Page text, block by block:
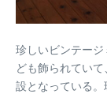
珍しいビンテー
ども飾られてい
設となっている。